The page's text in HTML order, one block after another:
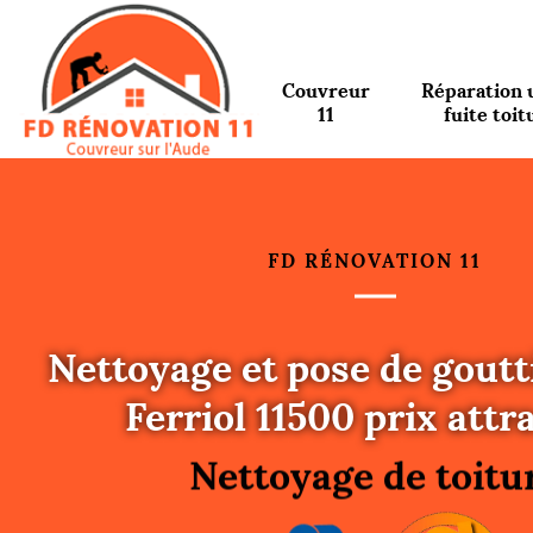
Couvreur
11
Réparation
fuite
FD RÉNOVATION 11
Nettoyage et pose de
Ferriol 11500 prix
Urgence fuite
Changement de
Nettoyage de